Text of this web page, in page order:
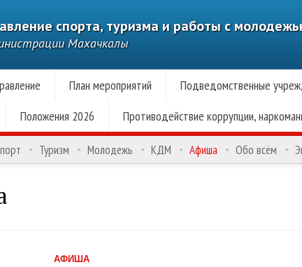
спорта, туризма и работы с
Махачкалы
План мероприятий Подведомственные
Положения 2026 Противодействие коррупции,
Туризм Молодежь КДМ Афиша Обо всём
АФИША